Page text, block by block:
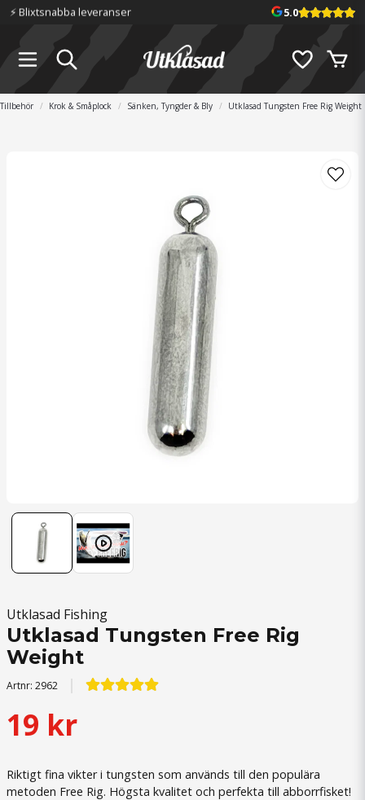
📦 Fraktfritt över 699 kr 5.0
Tillbehör Krok & Småplock Sänken, Tyngder & Bly Utklasad Tungsten Free Rig Weight
Utklasad Fishing
Utklasad Tungsten Free Rig
Weight
Artnr: 2962
19 kr
Riktigt fina vikter i tungsten som används till den populära
metoden Free Rig. Högsta kvalitet och perfekta till abborrfisket!